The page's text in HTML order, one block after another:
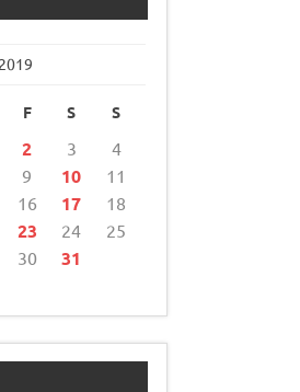
F S S
2 3 4
9 10 11
16 17 18
23 24 25
30 31